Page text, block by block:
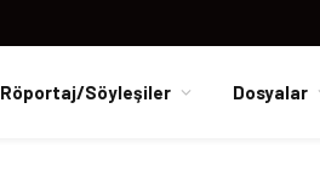
Röportaj/Söyleşiler Dosyalar